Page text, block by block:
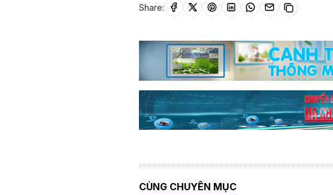
Share:
CÙNG CHUYÊN MỤC